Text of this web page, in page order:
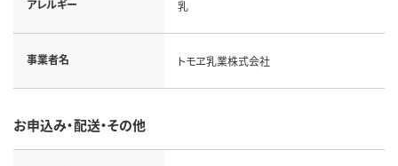
アレルギー 乳
事業者名 トモヱ乳業株式会社
お申込み・配送・その他